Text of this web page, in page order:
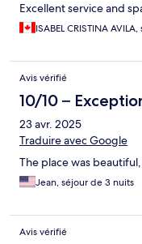
Excellent service and
ISABEL CRISTINA
Avis vérifié
10/10 –
23 avr. 2025
Traduire avec Google
The place was
Jean, séjour de 3 nuits
Avis vérifié